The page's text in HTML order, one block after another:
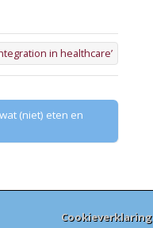
in healthcare’
(niet) eten en
Cookieverklaring